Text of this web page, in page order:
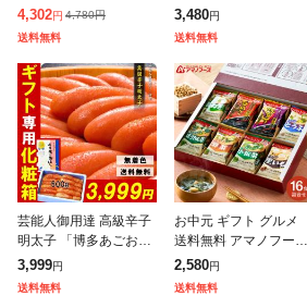
料無料 今井ファーム 国
産 安心安全 産地直送
冷凍 無添加 ギフト プ
レ
4,302円 4,780円
送料無料
最中&お吸い物 最中詰
合せ YTー30 LTDU 送
料無料 贈答品 贈り物
詰
3,480円
送料無料
芸能人御用達 高級辛子
明太子 「博多あごおと
し」 500g 一本物 & 化
粧箱入! ギフト めんた
いこ ご飯のお供 ギフト
3,999円
送料無料
お中元 ギフト グルメ
送料無料 アマノフーズ
フリーズドライ おみそ
汁お楽しみギフト 16食
200M 味噌汁 インスタ
2,580円
送料無料